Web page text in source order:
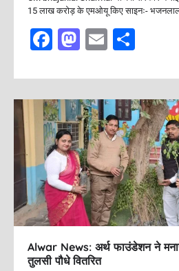
15 लाख करोड़ के एमओयू किए साइनः-
F
c
e
b
o
o
k
M
st
o
d
o
n
E
ai
l
ar
e
Alwar News: अर्थ फाउंडेशन ने
तुलसी पौधे वितरित